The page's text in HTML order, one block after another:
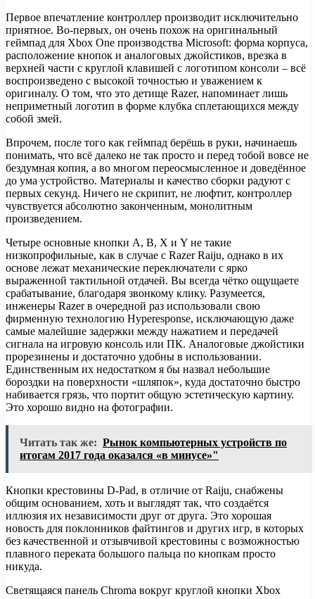
Первое впечатление контроллер производит исключительно
приятное. Во-первых, он очень похож на оригинальный
геймпад для Xbox One производства Microsoft: форма корпуса,
расположение кнопок и аналоговых джойстиков, врезка в
верхней части с круглой клавишей с логотипом консоли – всё
воспроизведено с высокой точностью и уважением к
оригиналу. О том, что это детище Razer, напоминает лишь
неприметный логотип в форме клубка сплетающихся между
собой змей.
Впрочем, после того как геймпад берёшь в руки, начинаешь
понимать, что всё далеко не так просто и перед тобой вовсе не
бездумная копия, а во многом переосмысленное и доведённое
до ума устройство. Материалы и качество сборки радуют с
первых секунд. Ничего не скрипит, не люфтит, контроллер
чувствуется абсолютно законченным, монолитным
произведением.
Четыре основные кнопки A, B, X и Y не такие
низкопрофильные, как в случае с Razer Raiju, однако в их
основе лежат механические переключатели с ярко
выраженной тактильной отдачей. Вы всегда чётко ощущаете
срабатывание, благодаря звонкому клику. Разумеется,
инженеры Razer в очередной раз использовали свою
фирменную технологию Hyperesponse, исключающую даже
самые малейшие задержки между нажатием и передачей
сигнала на игровую консоль или ПК. Аналоговые джойстики
прорезинены и достаточно удобны в использовании.
Единственным их недостатком я бы назвал небольшие
бороздки на поверхности «шляпок», куда достаточно быстро
набивается грязь, что портит общую эстетическую картину.
Это хорошо видно на фотографии.
Читать так же: Рынок компьютерных устройств по
итогам 2017 года оказался «в минусе»"
Кнопки крестовины D-Pad, в отличие от Raiju, снабжены
общим основанием, хоть и выглядят так, что создаётся
иллюзия их независимости друг от друга. Это хорошая
новость для поклонников файтингов и других игр, в которых
без качественной и отзывчивой крестовины с возможностью
плавного переката большого пальца по кнопкам просто
никуда.
Светящаяся панель Chroma вокруг круглой кнопки Xbox